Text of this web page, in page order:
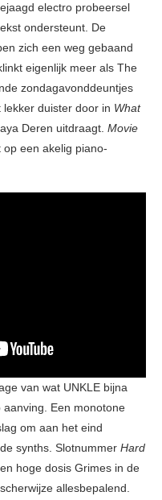
electro probeersel
ondersteunt. De
zich een weg gebaand
eigenlijk meer als The
zondagavonddeuntjes
duister door in What
Deren uitdraagt. Movie
een akelig piano-
van wat UNKLE bijna
Een monotone
om aan het eind
synths. Slotnummer Hard
hoge dosis Grimes in de
allesbepalend.